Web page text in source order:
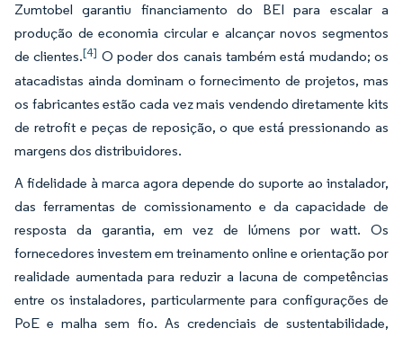
Zumtobel garantiu financiamento do BEI para escalar a
produção de economia circular e alcançar novos segmentos
de clientes.[4] O poder dos canais também está mudando; os
atacadistas ainda dominam o fornecimento de projetos, mas
os fabricantes estão cada vez mais vendendo diretamente kits
de retrofit e peças de reposição, o que está pressionando as
margens dos distribuidores.
A fidelidade à marca agora depende do suporte ao instalador,
das ferramentas de comissionamento e da capacidade de
resposta da garantia, em vez de lúmens por watt. Os
fornecedores investem em treinamento online e orientação por
realidade aumentada para reduzir a lacuna de competências
entre os instaladores, particularmente para configurações de
PoE e malha sem fio. As credenciais de sustentabilidade,